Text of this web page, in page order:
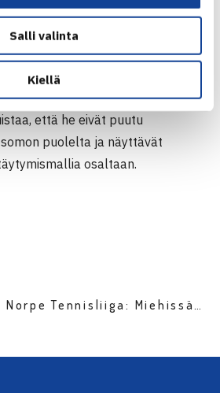
Salli valinta
Kiellä
puuttumaan myös tahalliseen
Puuttuminen tapahtuu
kautta.
että he eivät puutu
puolelta ja näyttävät
osaltaan.
Tennisliiga: Miehissä…